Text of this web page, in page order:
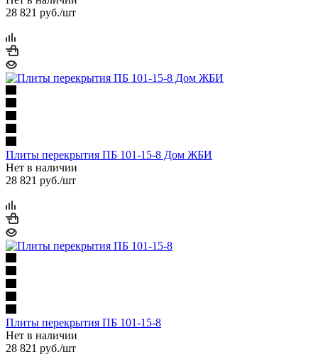
28 821 руб./шт
Плиты перекрытия ПБ 101-15-8 Дом ЖБИ
Нет в наличии
28 821 руб./шт
Плиты перекрытия ПБ 101-15-8
Нет в наличии
28 821 руб./шт